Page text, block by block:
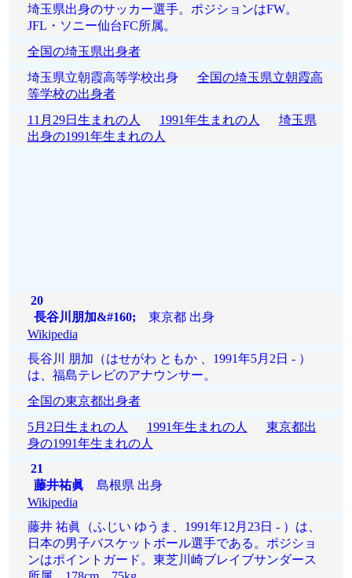
埼玉県出身のサッカー選手。ポジションはFW。
JFL・ソニー仙台FC所属。
全国の埼玉県出身者
埼玉県立朝霞高等学校出身 全国の埼玉県立朝霞高
等学校の出身者
11月29日生まれの人
1991年生まれの人
埼玉県
出身の1991年生まれの人
20
長谷川朋加&#160; 東京都 出身
Wikipedia
長谷川 朋加（はせがわ ともか 、1991年5月2日 - ）
は、福島テレビのアナウンサー。
全国の東京都出身者
5月2日生まれの人
1991年生まれの人
東京都出
身の1991年生まれの人
21
藤井祐眞島根県 出身
Wikipedia
藤井 祐眞（ふじい ゆうま、1991年12月23日 - ）は、
日本の男子バスケットボール選手である。ポジショ
ンはポイントガード。東芝川崎ブレイブサンダース